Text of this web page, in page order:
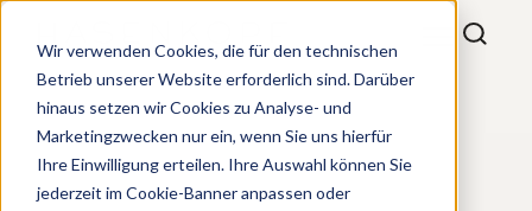
Wir verwenden Cookies, die für den technischen
Betrieb unserer Website erforderlich sind. Darüber
hinaus setzen wir Cookies zu Analyse- und
Marketingzwecken nur ein, wenn Sie uns hierfür
Ihre Einwilligung erteilen. Ihre Auswahl können Sie
jederzeit im Cookie-Banner anpassen oder